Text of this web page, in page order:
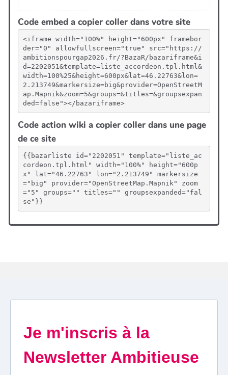
Code embed a copier coller dans votre site
<iframe width="100%" height="600px" framebor
der="0" allowfullscreen="true" src="https://
ambitionspourgap2026.fr/?BazaR/bazariframe&i
d=2202051&template=liste_accordeon.tpl.html&
width=100%25&height=600px&lat=46.22763&lon=
2.213749&markersize=big&provider=OpenStreetM
ap.Mapnik&zoom=5&groups=&titles=&groupsexpan
ded=false"></bazariframe>
Code action wiki a copier coller dans une page
de ce site
{{bazarliste id="2202051" template="liste_ac
cordeon.tpl.html" width="100%" height="600p
x" lat="46.22763" lon="2.213749" markersize
="big" provider="OpenStreetMap.Mapnik" zoom
="5" groups="" titles="" groupsexpanded="fal
se"}}